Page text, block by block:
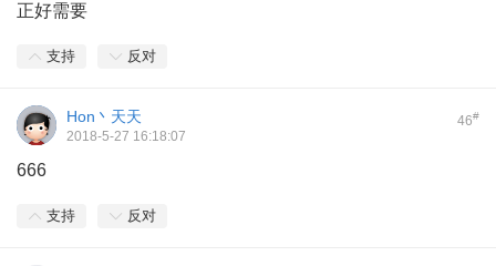
正好需要
支持 反对
46#
Hon丶天天
2018-5-27 16:18:07
666
支持 反对